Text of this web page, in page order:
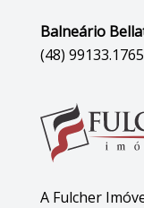
Balneário
(48) 99133.1765
A Fulcher